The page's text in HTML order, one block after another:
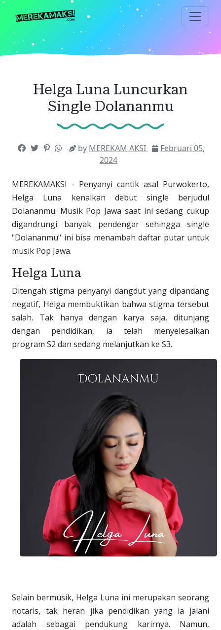
Langsung
ke
utama
Helga Luna Luncurkan
Single Dolananmu
by MEREKAM AKSI
Februari 05,
2024
MEREKAMAKSI - Penyanyi cantik asal Purwokerto,
Helga Luna kenalkan debut single berjudul
Dolananmu. Musik Pop Jawa saat ini sedang cukup
digandrungi banyak pendengar sehingga single
"Dolananmu" ini bisa menambah daftar putar untuk
musik Pop Jawa.
Helga Luna
Ditengah stigma penyanyi dangdut yang dipandang
negatif, Helga membuktikan bahwa stigma tersebut
salah. Tak hanya dengan karya saja, ditunjang
dengan pendidikan, ia telah menyelesaikan
program S2 dan sedang melanjutkan ke S3.
Selain bermusik, Helga Luna ini merupakan seorang
notaris, tak heran jika pendidikan yang ia jalani
adalah sebagai pendukung karirnya. Namun,